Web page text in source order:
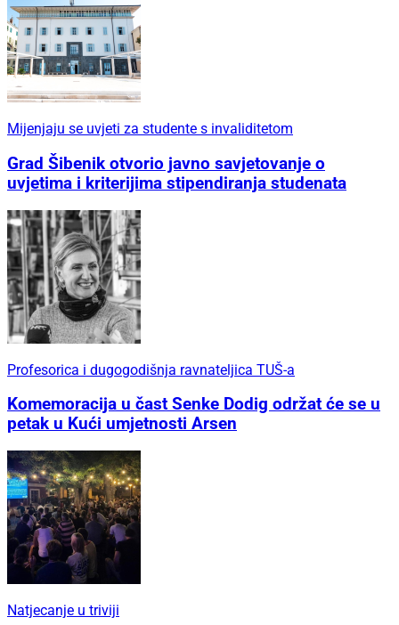
Mijenjaju se uvjeti za studente s invaliditetom
Grad Šibenik otvorio javno savjetovanje o
uvjetima i kriterijima stipendiranja studenata
Profesorica i dugogodišnja ravnateljica TUŠ-a
Komemoracija u čast Senke Dodig održat će se u
petak u Kući umjetnosti Arsen
Natjecanje u triviji